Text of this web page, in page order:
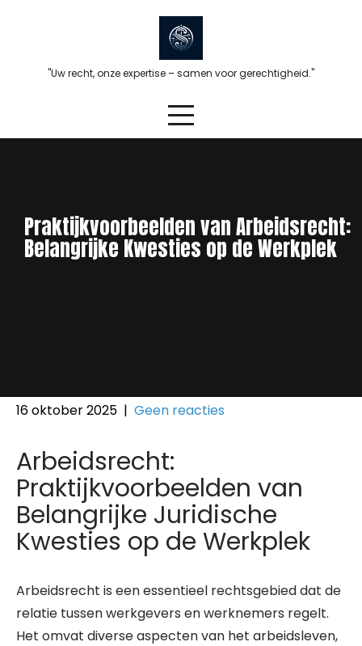
"Uw recht, onze expertise – samen voor gerechtigheid."
Praktijkvoorbeelden van Arbeidsrecht:
Belangrijke Kwesties op de Werkplek
16 oktober 2025 | Geen reacties
Arbeidsrecht:
Praktijkvoorbeelden van
Belangrijke Juridische
Kwesties op de Werkplek
Arbeidsrecht is een essentieel rechtsgebied dat de
relatie tussen werkgevers en werknemers regelt.
Het omvat diverse aspecten van het arbeidsleven,